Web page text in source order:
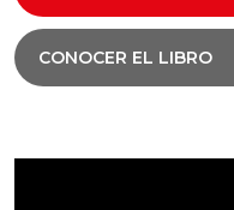
CONOCER EL LIBRO